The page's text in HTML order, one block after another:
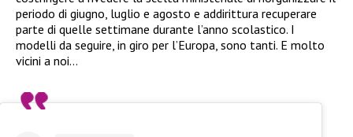
periodo di giugno, luglio e agosto e addirittura recuperare
parte di quelle settimane durante l’anno scolastico. I
modelli da seguire, in giro per l’Europa, sono tanti. E molto
vicini a noi…